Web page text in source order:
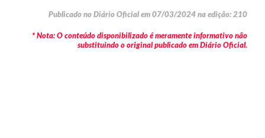
Publicado no Diário Oficial em 07/03/2024 na edição: 210
* Nota: O conteúdo disponibilizado é meramente informativo não
substituindo o original publicado em Diário Oficial.